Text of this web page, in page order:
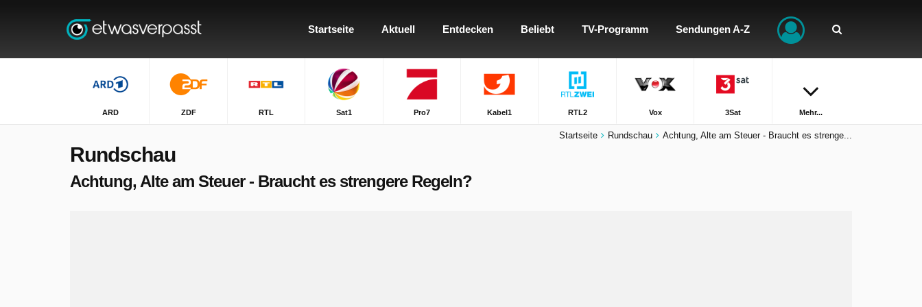
Startseite Aktuell Entdecken Beliebt TV-Programm Sendungen A-Z
ARD ZDF RTL Sat1 Pro7 Kabel1 RTL2 Vox 3Sat Mehr...
Startseite Rundschau Achtung, Alte am Steuer - Braucht es strenge...
Rundschau
Achtung, Alte am Steuer - Braucht es strengere Regeln?